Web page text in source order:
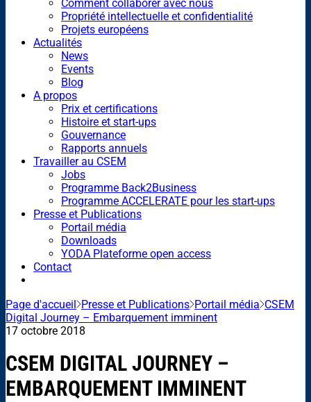
Comment collaborer avec nous
Propriété intellectuelle et confidentialité
Projets européens
Actualités
News
Events
Blog
A propos
Prix et certifications
Histoire et start-ups
Gouvernance
Rapports annuels
Travailler au CSEM
Jobs
Programme Back2Business
Programme ACCELERATE pour les start-ups
Presse et Publications
Portail média
Downloads
YODA Plateforme open access
Contact
Page d'accueil Presse et Publications Portail média CSEM
Digital Journey – Embarquement imminent
17 octobre 2018
CSEM DIGITAL JOURNEY –
EMBARQUEMENT IMMINENT